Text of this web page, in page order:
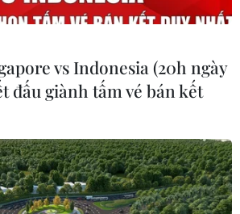
vs Indonesia (20h ngày
đấu giành tấm vé bán kết